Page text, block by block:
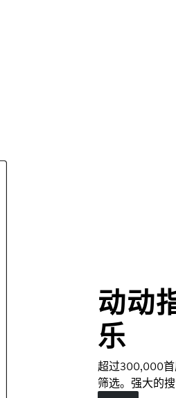
动动
乐
超过300,000首
筛选。强大的